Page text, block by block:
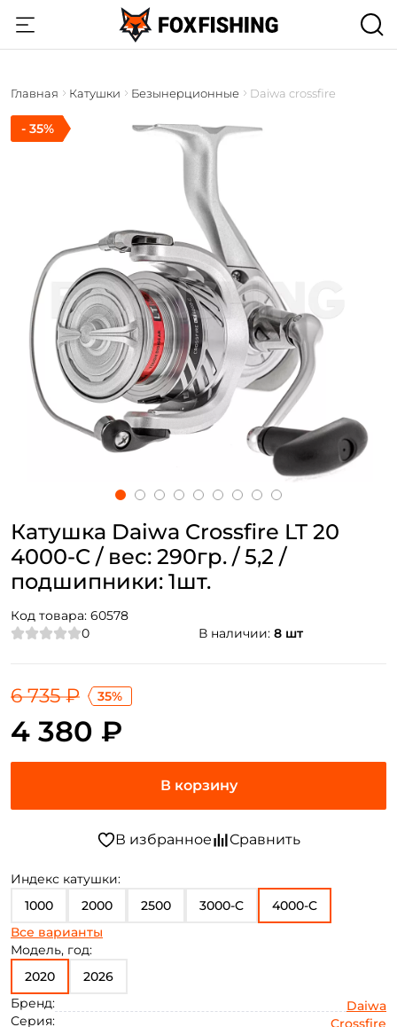
Главная Катушки Безынерционные Daiwa crossfire
Катушка Daiwa Crossfire LT 20
4000-C / вес: 290гр. / 5,2 /
подшипники: 1шт.
Код товара: 60578
0
В наличии: 8 шт
- 35%
Индекс катушки:
1000
2000 2500 3000-C 4000-C
5000-C
Все варианты
Модель, год:
2020
2026
Бренд:
Daiwa
Серия:
Crossfire
4 380 ₽
6 735 ₽ 35%